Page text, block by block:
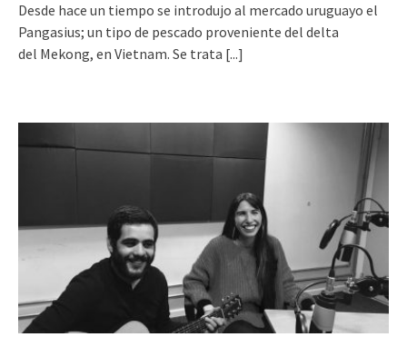
Desde hace un tiempo se introdujo al mercado uruguayo el
Pangasius; un tipo de pescado proveniente del delta
del Mekong, en Vietnam. Se trata [...]